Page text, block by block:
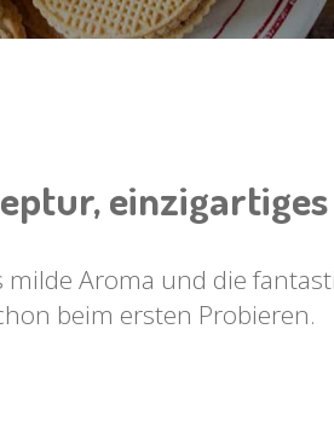
milde Aroma und die
beim ersten Probieren.